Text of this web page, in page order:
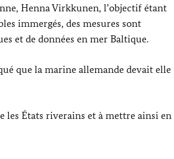
Henna Virkkunen, l’objectif étant
immergés, des mesures sont
et de données en mer Baltique.
que la marine allemande devait elle
les États riverains et à mettre ainsi en